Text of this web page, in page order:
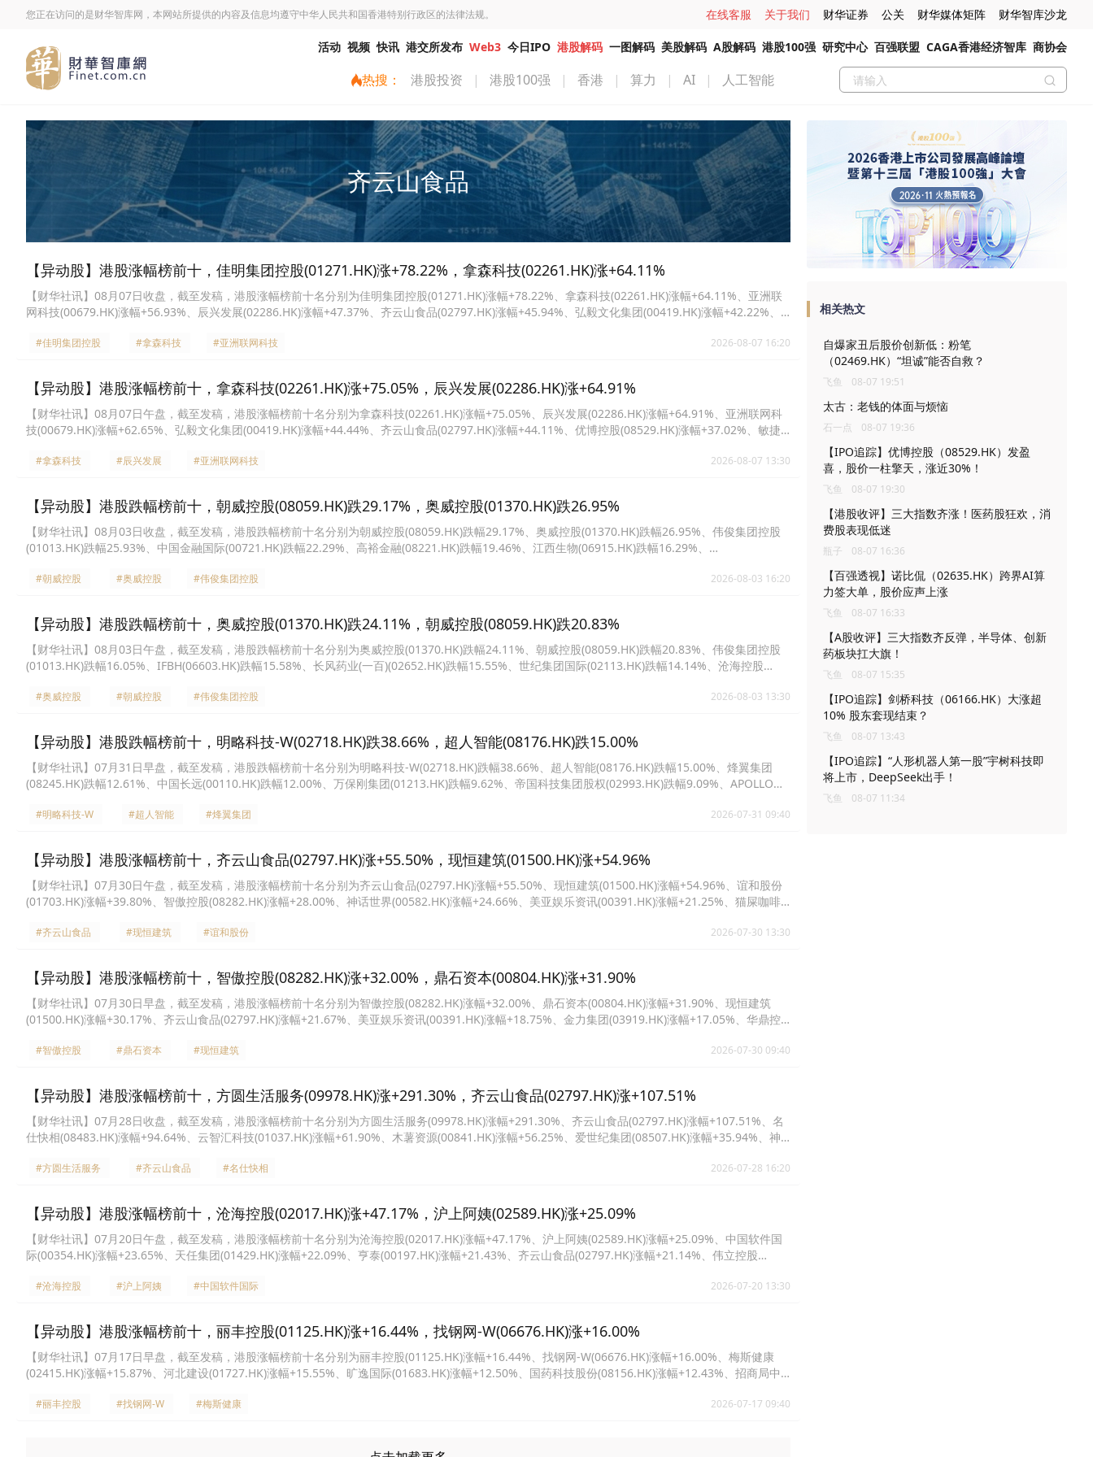
您正在访问的是财华智库网，本网站所提供的内容及信息均遵守中华人民共和国香港特别行政区的法律法规。 在线客服 关于我们 财华证券 公关 财华媒体矩阵 财华智库沙龙
活动 视频 快讯 港交所发布 Web3 今日IPO 港股解码 一图解码 美股解码 A股解码 港股100强 研究中心 百强联盟 CAGA香港经济智库 商协会
热搜： 港股投资 | 港股100强 | 香港 | 算力 | AI | 人工智能
齐云山食品
【异动股】港股涨幅榜前十，佳明集团控股(01271.HK)涨+78.22%，拿森科技(02261.HK)涨+64.11%
【财华社讯】08月07日收盘，截至发稿，港股涨幅榜前十名分别为佳明集团控股(01271.HK)涨幅+78.22%、拿森科技(02261.HK)涨幅+64.11%、亚洲联
网科技(00679.HK)涨幅+56.93%、辰兴发展(02286.HK)涨幅+47.37%、齐云山食品(02797.HK)涨幅+45.94%、弘毅文化集团(00419.HK)涨幅+42.22%、
#佳明集团控股 #拿森科技 #亚洲联网科技 2026-08-07 16:20
【异动股】港股涨幅榜前十，拿森科技(02261.HK)涨+75.05%，辰兴发展(02286.HK)涨+64.91%
【财华社讯】08月07日午盘，截至发稿，港股涨幅榜前十名分别为拿森科技(02261.HK)涨幅+75.05%、辰兴发展(02286.HK)涨幅+64.91%、亚洲联网科
技(00679.HK)涨幅+62.65%、弘毅文化集团(00419.HK)涨幅+44.44%、齐云山食品(02797.HK)涨幅+44.11%、优博控股(08529.HK)涨幅+37.02%、敏捷
#拿森科技 #辰兴发展 #亚洲联网科技 2026-08-07 13:30
【异动股】港股跌幅榜前十，朝威控股(08059.HK)跌29.17%，奥威控股(01370.HK)跌26.95%
【财华社讯】08月03日收盘，截至发稿，港股跌幅榜前十名分别为朝威控股(08059.HK)跌幅29.17%、奥威控股(01370.HK)跌幅26.95%、伟俊集团控股
(01013.HK)跌幅25.93%、中国金融国际(00721.HK)跌幅22.29%、高裕金融(08221.HK)跌幅19.46%、江西生物(06915.HK)跌幅16.29%、
#朝威控股 #奥威控股 #伟俊集团控股 2026-08-03 16:20
【异动股】港股跌幅榜前十，奥威控股(01370.HK)跌24.11%，朝威控股(08059.HK)跌20.83%
【财华社讯】08月03日午盘，截至发稿，港股跌幅榜前十名分别为奥威控股(01370.HK)跌幅24.11%、朝威控股(08059.HK)跌幅20.83%、伟俊集团控股
(01013.HK)跌幅16.05%、IFBH(06603.HK)跌幅15.58%、长风药业(一百)(02652.HK)跌幅15.55%、世纪集团国际(02113.HK)跌幅14.14%、沧海控股
#奥威控股 #朝威控股 #伟俊集团控股 2026-08-03 13:30
【异动股】港股跌幅榜前十，明略科技-W(02718.HK)跌38.66%，超人智能(08176.HK)跌15.00%
【财华社讯】07月31日早盘，截至发稿，港股跌幅榜前十名分别为明略科技-W(02718.HK)跌幅38.66%、超人智能(08176.HK)跌幅15.00%、烽翼集团
(08245.HK)跌幅12.61%、中国长远(00110.HK)跌幅12.00%、万保刚集团(01213.HK)跌幅9.62%、帝国科技集团股权(02993.HK)跌幅9.09%、APOLLO出
#明略科技-W #超人智能 #烽翼集团 2026-07-31 09:40
【异动股】港股涨幅榜前十，齐云山食品(02797.HK)涨+55.50%，现恒建筑(01500.HK)涨+54.96%
【财华社讯】07月30日午盘，截至发稿，港股涨幅榜前十名分别为齐云山食品(02797.HK)涨幅+55.50%、现恒建筑(01500.HK)涨幅+54.96%、谊和股份
(01703.HK)涨幅+39.80%、智傲控股(08282.HK)涨幅+28.00%、神话世界(00582.HK)涨幅+24.66%、美亚娱乐资讯(00391.HK)涨幅+21.25%、猫屎咖啡
#齐云山食品 #现恒建筑 #谊和股份 2026-07-30 13:30
【异动股】港股涨幅榜前十，智傲控股(08282.HK)涨+32.00%，鼎石资本(00804.HK)涨+31.90%
【财华社讯】07月30日早盘，截至发稿，港股涨幅榜前十名分别为智傲控股(08282.HK)涨幅+32.00%、鼎石资本(00804.HK)涨幅+31.90%、现恒建筑
(01500.HK)涨幅+30.17%、齐云山食品(02797.HK)涨幅+21.67%、美亚娱乐资讯(00391.HK)涨幅+18.75%、金力集团(03919.HK)涨幅+17.05%、华鼎控
#智傲控股 #鼎石资本 #现恒建筑 2026-07-30 09:40
【异动股】港股涨幅榜前十，方圆生活服务(09978.HK)涨+291.30%，齐云山食品(02797.HK)涨+107.51%
【财华社讯】07月28日收盘，截至发稿，港股涨幅榜前十名分别为方圆生活服务(09978.HK)涨幅+291.30%、齐云山食品(02797.HK)涨幅+107.51%、名
仕快相(08483.HK)涨幅+94.64%、云智汇科技(01037.HK)涨幅+61.90%、木薯资源(00841.HK)涨幅+56.25%、爱世纪集团(08507.HK)涨幅+35.94%、神
#方圆生活服务 #齐云山食品 #名仕快相 2026-07-28 16:20
【异动股】港股涨幅榜前十，沧海控股(02017.HK)涨+47.17%，沪上阿姨(02589.HK)涨+25.09%
【财华社讯】07月20日午盘，截至发稿，港股涨幅榜前十名分别为沧海控股(02017.HK)涨幅+47.17%、沪上阿姨(02589.HK)涨幅+25.09%、中国软件国
际(00354.HK)涨幅+23.65%、天任集团(01429.HK)涨幅+22.09%、亨泰(00197.HK)涨幅+21.43%、齐云山食品(02797.HK)涨幅+21.14%、伟立控股
#沧海控股 #沪上阿姨 #中国软件国际 2026-07-20 13:30
【异动股】港股涨幅榜前十，丽丰控股(01125.HK)涨+16.44%，找钢网-W(06676.HK)涨+16.00%
【财华社讯】07月17日早盘，截至发稿，港股涨幅榜前十名分别为丽丰控股(01125.HK)涨幅+16.44%、找钢网-W(06676.HK)涨幅+16.00%、梅斯健康
(02415.HK)涨幅+15.87%、河北建设(01727.HK)涨幅+15.55%、旷逸国际(01683.HK)涨幅+12.50%、国药科技股份(08156.HK)涨幅+12.43%、招商局中
#丽丰控股 #找钢网-W #梅斯健康 2026-07-17 09:40
相关热文
自爆家丑后股价创新低：粉笔
（02469.HK）“坦诚”能否自救？
飞鱼 08-07 19:51
太古：老钱的体面与烦恼
石一点 08-07 19:36
【IPO追踪】优博控股（08529.HK）发盈
喜，股价一柱擎天，涨近30%！
飞鱼 08-07 19:30
【港股收评】三大指数齐涨！医药股狂欢，消
费股表现低迷
瓶子 08-07 16:36
【百强透视】诺比侃（02635.HK）跨界AI算
力签大单，股价应声上涨
飞鱼 08-07 16:33
【A股收评】三大指数齐反弹，半导体、创新
药板块扛大旗！
飞鱼 08-07 15:35
【IPO追踪】剑桥科技（06166.HK）大涨超
10% 股东套现结束？
飞鱼 08-07 13:43
【IPO追踪】“人形机器人第一股”宇树科技即
将上市，DeepSeek出手！
飞鱼 08-07 11:34